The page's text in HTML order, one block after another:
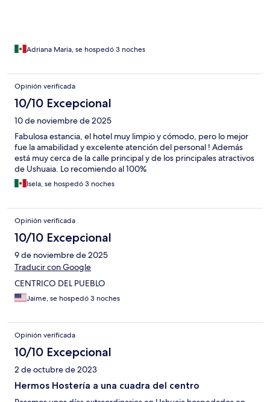
Adriana Maria, se hospedó 3 noches
Opinión verificada
10/10 Excepcional
10 de noviembre de 2025
Fabulosa estancia, el hotel muy limpio y cómodo, pero lo mejor
fue la amabilidad y excelente atención del personal ! Además
está muy cerca de la calle principal y de los principales atractivos
de Ushuaia. Lo recomiendo al 100%
Isela, se hospedó 3 noches
Opinión verificada
10/10 Excepcional
9 de noviembre de 2025
Traducir con Google
CENTRICO DEL PUEBLO
Jaime, se hospedó 3 noches
Opinión verificada
10/10 Excepcional
2 de octubre de 2023
Hermos Hostería a una cuadra del centro